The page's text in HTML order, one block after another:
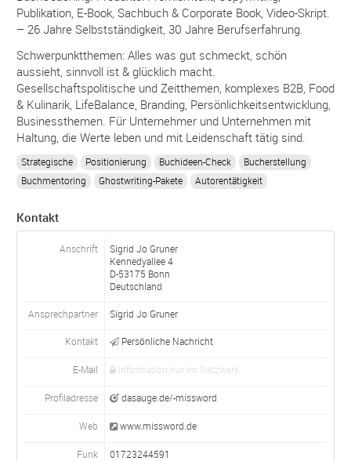
Publikation, E-Book, Sachbuch & Corporate Book, Video-Skript.
– 26 Jahre Selbstständigkeit, 30 Jahre Berufserfahrung.
Schwerpunktthemen: Alles was gut schmeckt, schön
aussieht, sinnvoll ist & glücklich macht.
Gesellschaftspolitische und Zeitthemen, komplexes B2B, Food
& Kulinarik, LifeBalance, Branding, Persönlichkeitsentwicklung,
Businessthemen. Für Unternehmer und Unternehmen mit
Haltung, die Werte leben und mit Leidenschaft tätig sind.
Strategische Positionierung Buchideen-Check
Bucherstellung
Buchmentoring
Ghostwriting-Pakete Autorentätigkeit
Kontakt
Anschrift
Sigrid Jo Gruner
Kennedyallee 4
D-53175 Bonn
Deutschland
Ansprechpartner Sigrid JoGruner
Kontakt Persönliche Nachricht
E-Mail Information nur im Netzwerk
Profiladresse dasauge.de/-missword
Web www.missword.de
Funk 01723244591